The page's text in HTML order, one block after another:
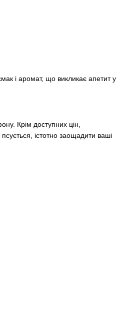
і аромат, що викликає апетит у
Крім доступних цін,
істотно заощадити ваші